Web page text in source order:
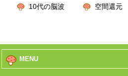
10代の脳波
空間還元
MENU